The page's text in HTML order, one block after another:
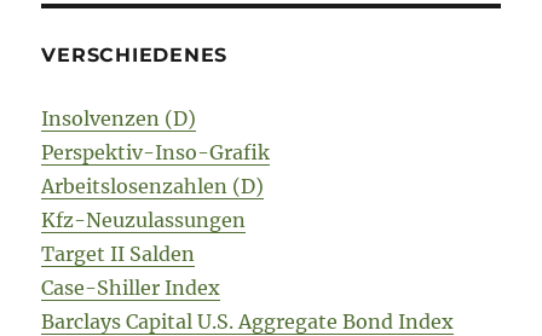
VERSCHIEDENES
Insolvenzen (D)
Perspektiv-Inso-Grafik
Arbeitslosenzahlen (D)
Kfz-Neuzulassungen
Target II Salden
Case-Shiller Index
Barclays Capital U.S. Aggregate Bond Index